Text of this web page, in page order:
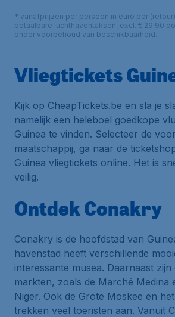
* vanafprijzen per persoon in euro per
betaalbare luchthaventaksen, excl. € 29,90
onder voorbehoud van beschikbaarheid.
Vliegtickets
Kijk op CheapTickets.be en sla je
namelijk een heleboel goedkope
Guinea te vinden. Selecteer de
maatschappij, ga naar de
Guinea vliegtickets online. Het is
veilig.
Ontdek Conakry
Conakry is de hoofdstad van
havenstad heeft verschillende
interessante musea. Daarnaast zijn
markten, zoals de Marché Medina
Niger. Ook de Grote Moskee en
trekken veel toeristen aan. Vanuit